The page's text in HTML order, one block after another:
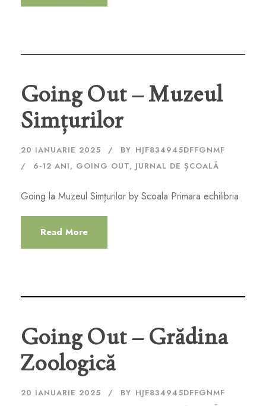
Going Out – Muzeul
Simțurilor
20 IANUARIE 2025 BY HJF834945DFFGNMF
6-12 ANI, GOING OUT, JURNAL DE ȘCOALĂ
Going la Muzeul Simțurilor by Scoala Primara echilibria
Read More
Going Out – Grădina
Zoologică
20 IANUARIE 2025 BY HJF834945DFFGNMF